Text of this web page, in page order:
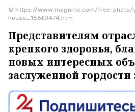
© https://www.magnific.com/free-photo/
house_15660474.htm
Представителям
крепкого здоровья,
новых интересных
заслуженной гордости